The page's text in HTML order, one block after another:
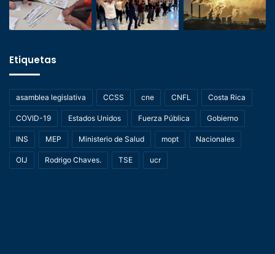
Etiquetas
asamblea legislativa CCSS cne CNFL Costa Rica
COVID-19 Estados Unidos Fuerza Pública Gobierno
INS MEP Ministerio de Salud mopt Nacionales
OIJ Rodrigo Chaves. TSE ucr